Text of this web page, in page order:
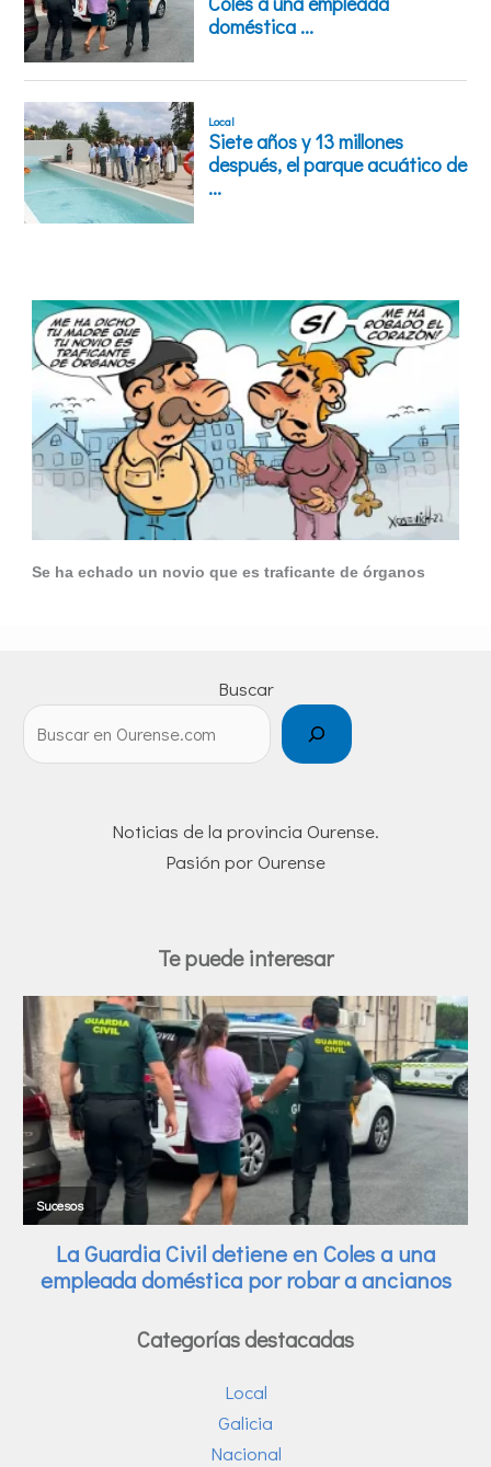
Se ha echado un novio que es traficante de órganos
Buscar
Noticias de la provincia Ourense.
Pasión por Ourense
Te puede interesar
Categorías destacadas
Local
Galicia
Nacional